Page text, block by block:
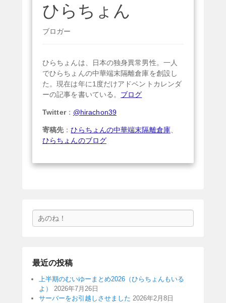
ひらちょん
ブロガー
ひらちょんは、日本の独身異常男性。一人
でひらちょんの中華端末隔離倉庫を創設し
た。現在は年に1度だけアドベントカレンダ
ーの記事を書いている。 ブログ
Twitter： @hirachon39
寄稿先 ：ひらちょんの中華端末隔離倉庫、
ひらちょんのブログ
索
最近の投稿
上半期のむいゆーまとめ2026（ひらちょんもいる
よ）
2026年7月26日
サーバーをお引越しさせました 2026年2月8日